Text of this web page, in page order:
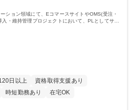
ション領域にて、EコマースサイトやOMS(受注・
・維持管理プロジェクトにおいて、PLとしてサブ
きます。
日以上
資格取得支援あり
時短勤務あり
在宅OK